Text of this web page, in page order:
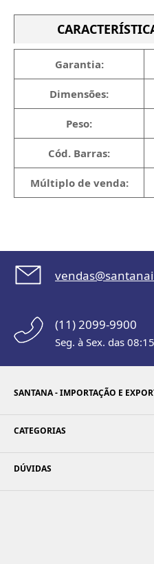
Garantia:
Dimensões:
Peso:
Cód. Barras:
Múltiplo de venda:
(11) 2099-9900
Seg. à Sex. das
SANTANA - IMPORTAÇÃO E
CATEGORIAS
DÚVIDAS